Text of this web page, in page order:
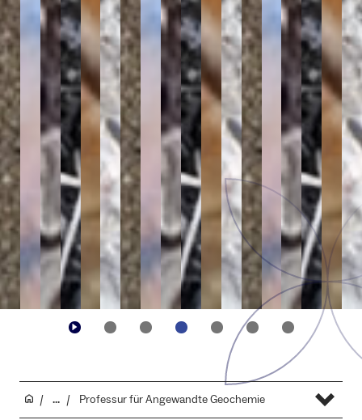
... Professur für Angewandte Geochemie